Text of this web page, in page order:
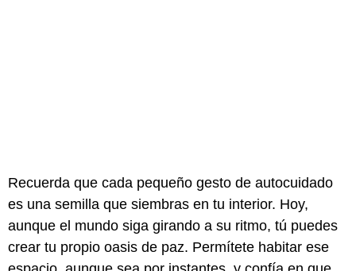
Recuerda que cada pequeño gesto de autocuidado
es una semilla que siembras en tu interior. Hoy,
aunque el mundo siga girando a su ritmo, tú puedes
crear tu propio oasis de paz. Permítete habitar ese